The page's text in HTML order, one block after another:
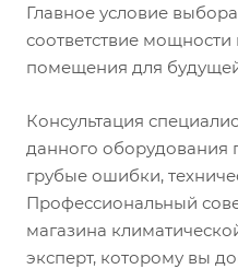
Главное условие
соответствие
помещения для
Консультация
данного оборудования
грубые ошибки,
Профессиональный
магазина
эксперт, которому вы